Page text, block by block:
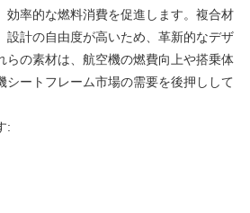
効率的な燃料消費を促進します。複合材
設計の自由度が高いため、革新的なデザ
らの素材は、航空機の燃費向上や搭乗体
シートフレーム市場の需要を後押しして
: